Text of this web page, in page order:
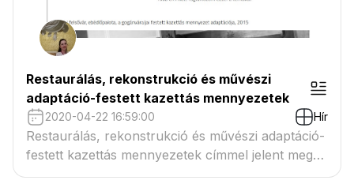
Restaurálás, rekonstrukció és művészi
adaptáció-festett kazettás mennyezetek
2020-04-22 16:59:00 Hír
Restaurálás, rekonstrukció és művészi adaptáció-
festett kazettás mennyezetek címmel jelent meg
az Új Művészet folyóirat márciusi számának A